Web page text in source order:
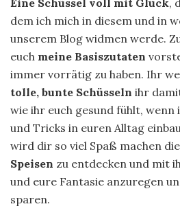
Eine Schüssel voll mit Glück,
dem ich mich in diesem und in
unserem Blog widmen werde.
euch meine Basiszutaten
immer vorrätig zu haben. Ihr
tolle, bunte Schüsseln ihr
wie ihr euch gesund fühlt, wenn
und Tricks in euren Alltag
wird dir so viel Spaß machen
Speisen zu entdecken und mit
und eure Fantasie anzuregen
sparen.